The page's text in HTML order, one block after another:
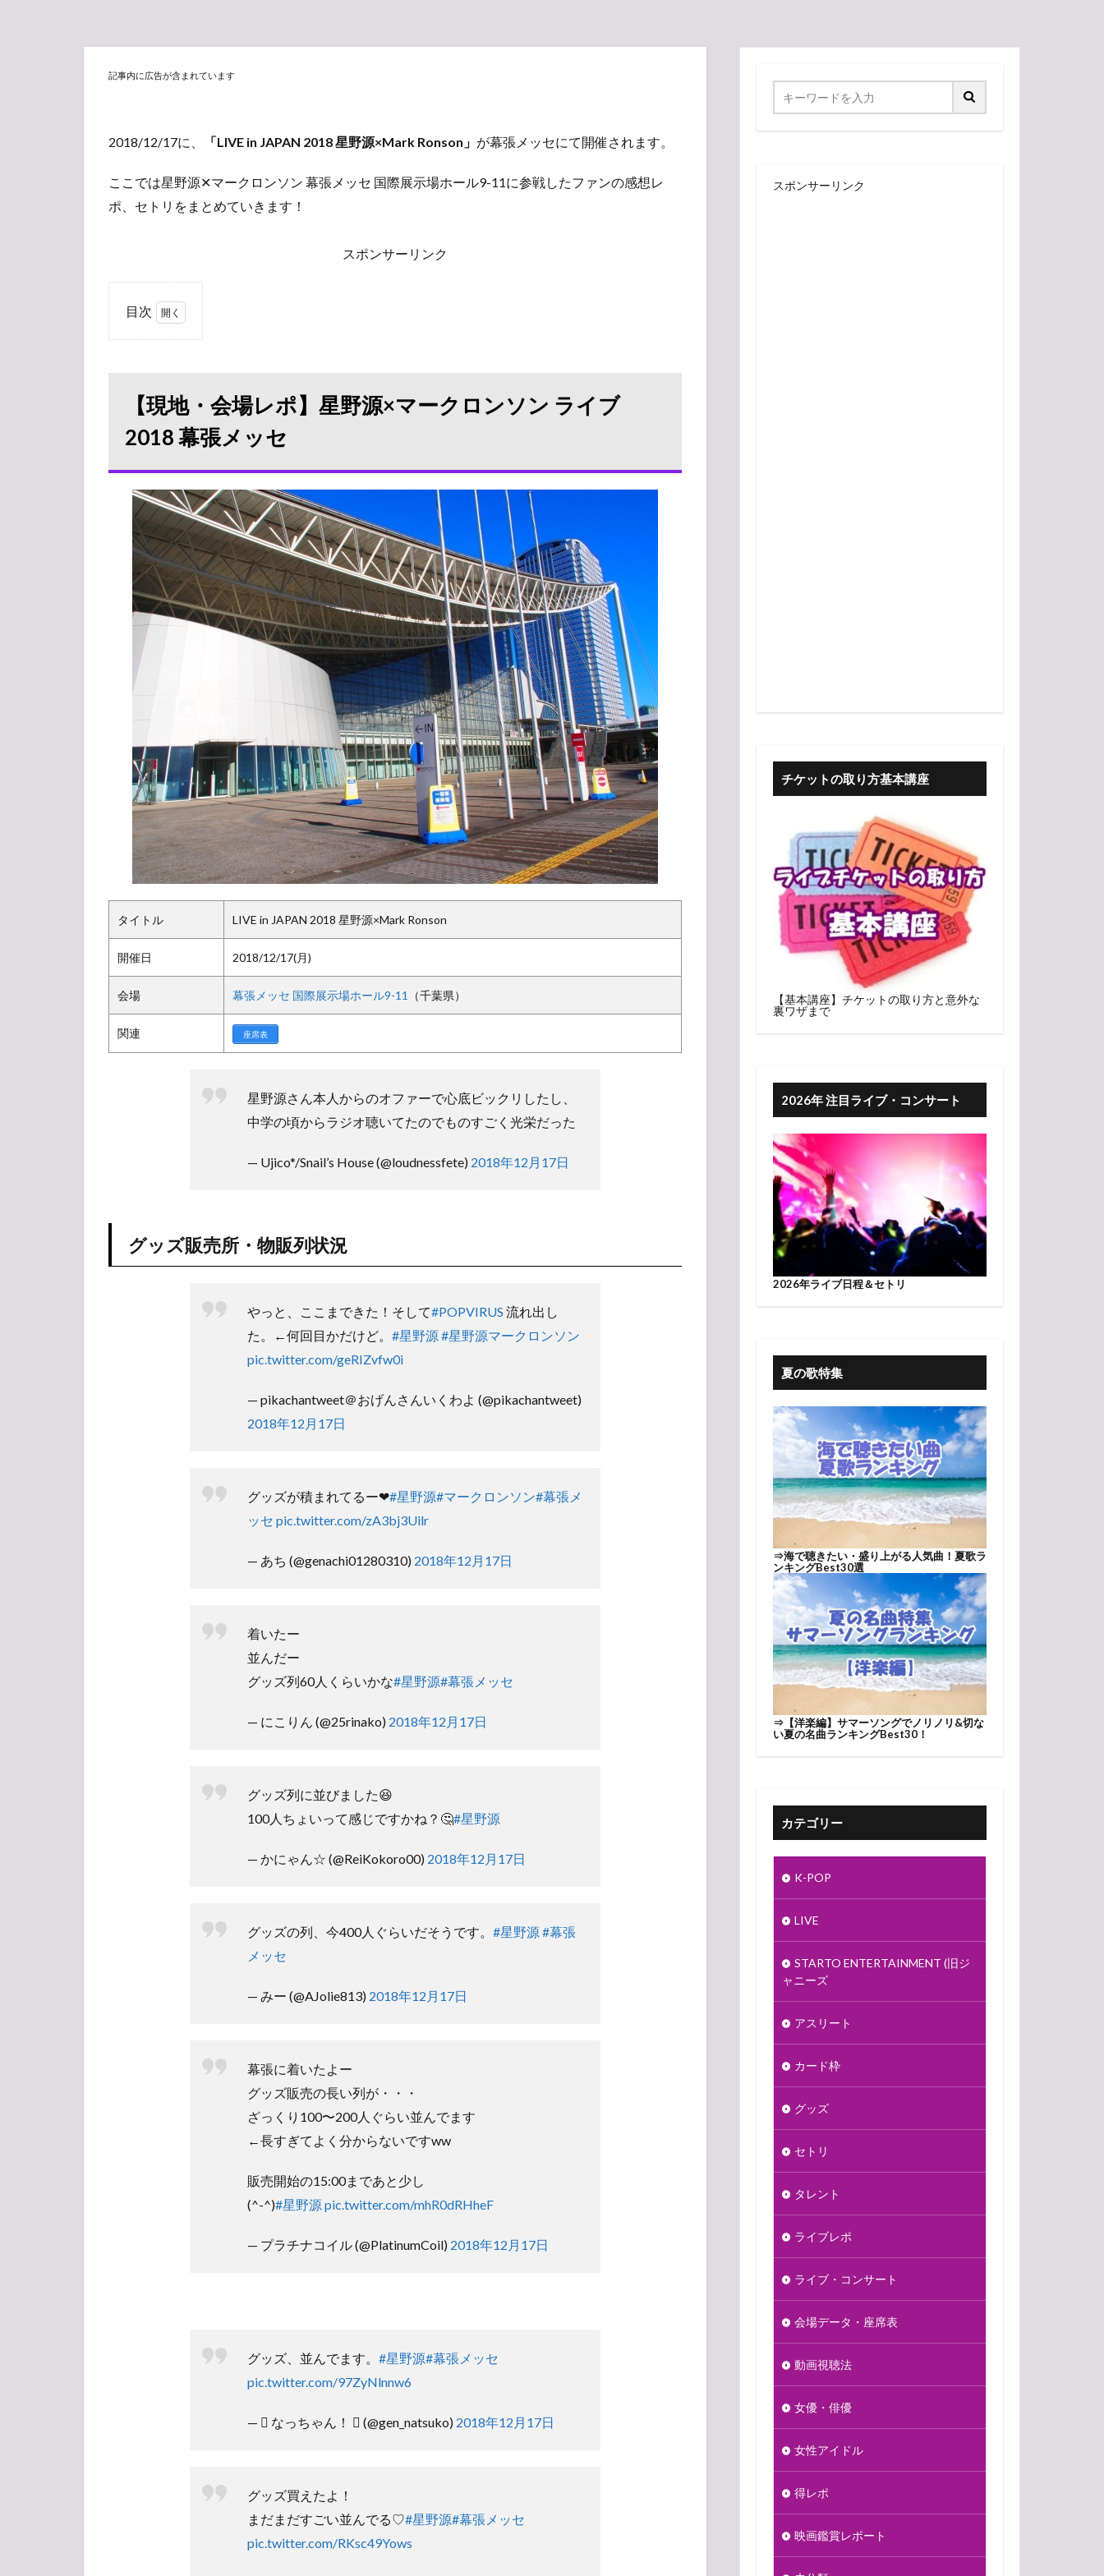
記事内に広告が含まれています
2018/12/17に、 「LIVE in JAPAN 2018 星野源×Mark Ronson」 が幕張メッセにて開催されます。
ここでは星野源✕マークロンソン 幕張メッセ 国際展示場ホール9-11に参戦したファンの感想レ
ポ、セトリをまとめていきます！
スポンサーリンク
目次
星野
マー
クロ
ンソ
イブ
2018
幕張
メッ
セ
1.1
グッ
列状
況
1.2
周辺
イベ
ント
1.3
子
1.4
アリ
ーナ
成・
ト
2.1
【現地・会場レポ】星野源×マークロンソン ライブ
2018 幕張メッセ
タイトル LIVE in JAPAN 2018 星野源×Mark Ronson
開催日 2018/12/17(月)
会場 幕張メッセ 国際展示場ホール9-11 （千葉県）
関連 座席表
星野源さん本人からのオファーで心底ビックリしたし、
中学の頃からラジオ聴いてたのでものすごく光栄だった
— Ujico*/Snail’s House (@loudnessfete) 2018年12月17日
グッズ販売所・物販列状況
やっと、ここまできた！そして#POPVIRUS 流れ出し
た。←何回目かだけど。 #星野源#星野源マークロンソン
pic.twitter.com/geRIZvfw0i
— pikachantweet＠おげんさんいくわよ (@pikachantweet)
2018年12月17日
グッズが積まれてるー❤#星野源#マークロンソン#幕張メ
ッセ pic.twitter.com/zA3bj3Uilr
— あち (@genachi01280310) 2018年12月17日
着いたー
並んだー
グッズ列60人くらいかな#星野源#幕張メッセ
— にこりん (@25rinako) 2018年12月17日
グッズ列に並びました😆
100人ちょいって感じですかね？🤔#星野源
— かにゃん☆ (@ReiKokoro00) 2018年12月17日
グッズの列、今400人ぐらいだそうです。 #星野源#幕張
メッセ
— みー (@AJolie813) 2018年12月17日
幕張に着いたよー
グッズ販売の長い列が・・・
ざっくり100〜200人ぐらい並んでます
←長すぎてよく分からないですww
販売開始の15:00まであと少し
(^-^)#星野源pic.twitter.com/mhR0dRHheF
— プラチナコイル (@PlatinumCoil) 2018年12月17日
グッズ、並んでます。 #星野源#幕張メッセ
pic.twitter.com/97ZyNlnnw6
—  なっちゃん！  (@gen_natsuko) 2018年12月17日
グッズ買えたよ！
まだまだすごい並んでる♡#星野源#幕張メッセ
pic.twitter.com/RKsc49Yows
スポンサーリンク
チケットの取り方基本講座
【基本講座】チケットの取り方と意外な
裏ワザまで
2026年 注目ライブ・コンサート
2026年ライブ日程＆セトリ
夏の歌特集
⇒海で聴きたい・盛り上がる人気曲！夏歌ラ
ンキングBest30選
⇒ 【洋楽編】サマーソングでノリノリ&切な
い夏の名曲ランキングBest30！
カテゴリー
K-POP
LIVE
STARTO ENTERTAINMENT (旧ジ
ャニーズ
アスリート
カード枠
グッズ
セトリ
タレント
ライブレポ
ライブ・コンサート
会場データ・座席表
動画視聴法
女優・俳優
女性アイドル
得レポ
映画鑑賞レポート